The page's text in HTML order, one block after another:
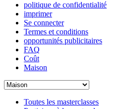
politique de confidentialité
imprimer
Se connecter
Termes et conditions
opportunités publicitaires
FAQ
Coût
Maison
Toutes les masterclasses